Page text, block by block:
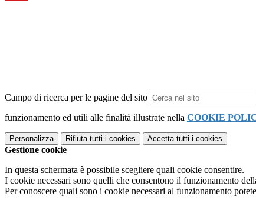
Campo di ricerca per le pagine del sito
funzionamento ed utili alle finalità illustrate nella COOKIE
Personalizza Rifiuta tutti i cookies Accetta tutti i cookies
Gestione cookie
In questa schermata è possibile scegliere quali cookie consentire.
I cookie necessari sono quelli che consentono il funzionamento
Per conoscere quali sono i cookie necessari al funzionamento